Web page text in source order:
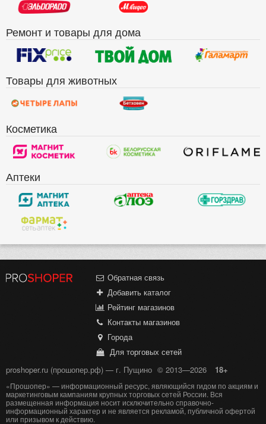
Ремонт и товары для дома
Товары для животных
Косметика
Аптеки
Обратная связь
Добавить каталог
Рейтинг магазинов
Контакты магазинов
Города
Для торговых сетей
proshoper.ru (прошопер.рф) — г. Пущино © 2013—2026 18+
«Прошопер» — информационный ресурс, являющийся гидом по акциям и
маркетинговым кампаниям крупных торговых сетей России. Вся
размещенная информация носит исключительно справочно-
информационный характер и не является рекламой, публичной офертой
или призывом к действию.